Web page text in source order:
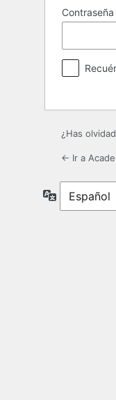
Contraseña
¿Has
← Ir a
Idioma